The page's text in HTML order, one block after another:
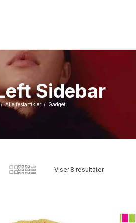
Sidebar
/ Alle festartikler / Gadget
Viser 8 resultater